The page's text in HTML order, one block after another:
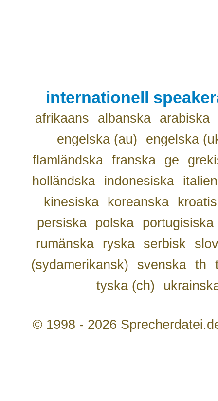
internationell
afrikaans albanska
arabiska
engelska (au)
engelska
flamländska franska ge
holländska
indonesiska
kinesiska
koreanska
persiska
polska
portugisiska
rumänska
ryska serbisk
(sydamerikansk)
svenska th
tyska (ch)
© 1998 - 2026